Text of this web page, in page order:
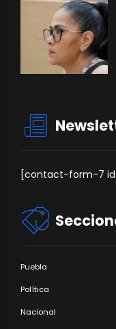
[contact-form-7
Puebla
Política
Nacional